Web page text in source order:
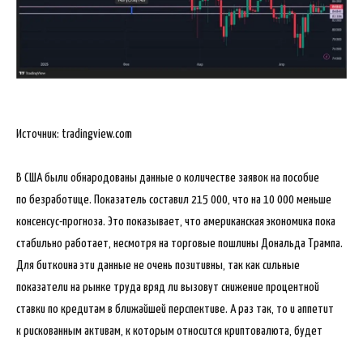
Источник: tradingview.com
В США были обнародованы данные о количестве заявок на пособие
по безработице. Показатель составил 215 000, что на 10 000 меньше
консенсус-прогноза. Это показывает, что американская экономика пока
стабильно работает, несмотря на торговые пошлины Дональда Трампа.
Для биткоина эти данные не очень позитивны, так как сильные
показатели на рынке труда вряд ли вызовут снижение процентной
ставки по кредитам в ближайшей перспективе. А раз так, то и аппетит
к рискованным активам, к которым относится криптовалюта, будет